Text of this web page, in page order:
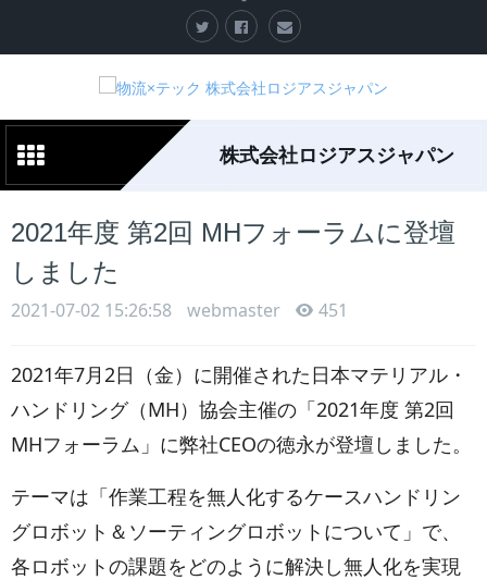
株式会社ロジアスジャパン
2021年度 第2回 MHフォーラムに登壇
しました
2021-07-02 15:26:58 webmaster 451
2021年7月2日（金）に開催された日本マテリアル・
ハンドリング（MH）協会主催の「2021年度 第2回
MHフォーラム」に弊社CEOの徳永が登壇しました。
テーマは「作業工程を無人化するケースハンドリン
グロボット＆ソーティングロボットについて」で、
各ロボットの課題をどのように解決し無人化を実現